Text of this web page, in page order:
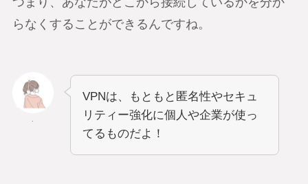
らなくすることができるんですね。
VPNは、もともと匿名性やセキュ
リティー強化に個人や企業が使っ
てるものだよ！